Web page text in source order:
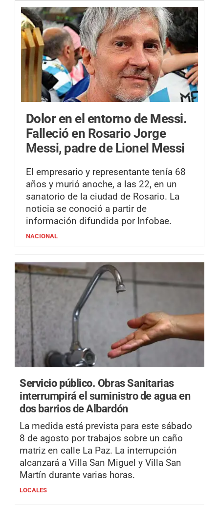
Dolor en el entorno de Messi.
Falleció en Rosario Jorge
Messi, padre de Lionel Messi
El empresario y representante tenía 68
años y murió anoche, a las 22, en un
sanatorio de la ciudad de Rosario. La
noticia se conoció a partir de
información difundida por Infobae.
NACIONAL
Servicio público. Obras Sanitarias
interrumpirá el suministro de agua en
dos barrios de Albardón
La medida está prevista para este sábado
8 de agosto por trabajos sobre un caño
matriz en calle La Paz. La interrupción
alcanzará a Villa San Miguel y Villa San
Martín durante varias horas.
LOCALES